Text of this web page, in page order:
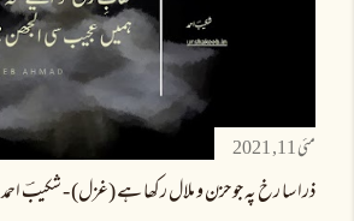
مئی 11, 2021
ذرا سا رخ پہ جو حزن و ملال رکھا ہے (غزل) - شکیبؔ احمد